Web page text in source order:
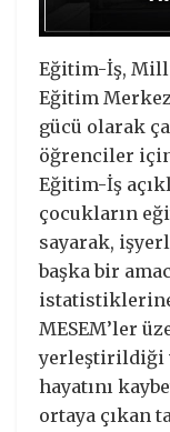
Eğitim-İş, Milli
Eğitim
gücü olarak
öğrenciler
Eğitim-İş
çocukların
sayarak,
başka bir
istatistiklerine
MESEM’ler
yerleştirildiği
hayatını
ortaya çıkan